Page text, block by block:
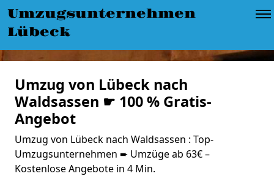
Umzugsunternehmen
Lübeck
Umzug von Lübeck nach
Waldsassen ☛ 100 % Gratis-
Angebot
Umzug von Lübeck nach Waldsassen : Top-
Umzugsunternehmen ➨ Umzüge ab 63€ –
Kostenlose Angebote in 4 Min.